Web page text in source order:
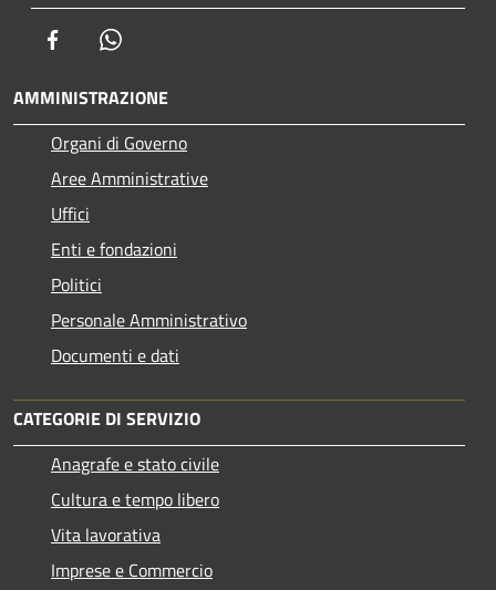
Facebook
AMMINISTRAZIONE
Organi di Governo
Aree Amministrative
Uffici
Enti e fondazioni
Politici
Personale Amministrativo
Documenti e dati
CATEGORIE DI SERVIZIO
Anagrafe e stato civile
Cultura e tempo libero
Vita lavorativa
Imprese e Commercio